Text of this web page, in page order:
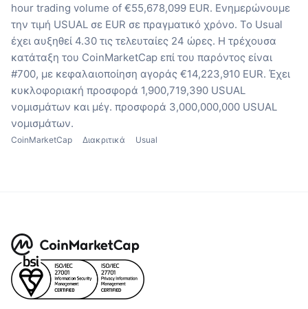
hour trading volume of €55,678,099 EUR. Ενημερώνουμε
την τιμή USUAL σε EUR σε πραγματικό χρόνο. Το Usual
έχει αυξηθεί 4.30 τις τελευταίες 24 ώρες. Η τρέχουσα
κατάταξη του CoinMarketCap επί του παρόντος είναι
#700, με κεφαλαιοποίηση αγοράς €14,223,910 EUR. Έχει
κυκλοφοριακή προσφορά 1,900,719,390 USUAL
νομισμάτων και μέγ. προσφορά 3,000,000,000 USUAL
νομισμάτων.
CoinMarketCap Διακριτικά Usual